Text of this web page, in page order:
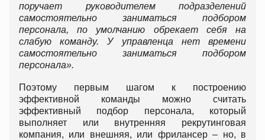
поручает руководителем подразделений
самостоятельно заниматься подбором
персонала, по умолчанию обрекает себя на
слабую команду. У управленца нет времени
самостоятельно заниматься подбором
персонала».
Поэтому первым шагом к построению
эффективной команды можно считать
эффективный подбор персонала, который
выполняет или внутренняя рекрутинговая
компания, или внешняя, или фрилансер – но, в